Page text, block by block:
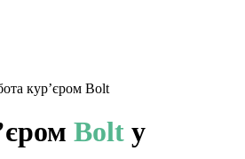
кур’єром Bolt
Bolt у